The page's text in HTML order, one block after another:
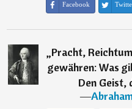
Facebook
„Pracht,
gewähren: Was
Den Geist,
―